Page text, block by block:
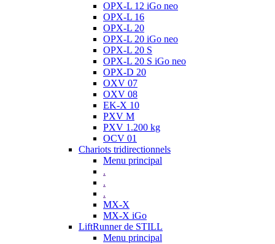
OPX-L 12 iGo neo
OPX-L 16
OPX-L 20
OPX-L 20 iGo neo
OPX-L 20 S
OPX-L 20 S iGo neo
OPX-D 20
OXV 07
OXV 08
EK-X 10
PXV M
PXV 1.200 kg
OCV 01
Chariots tridirectionnels
Menu principal
.
.
.
MX-X
MX-X iGo
LiftRunner de STILL
Menu principal